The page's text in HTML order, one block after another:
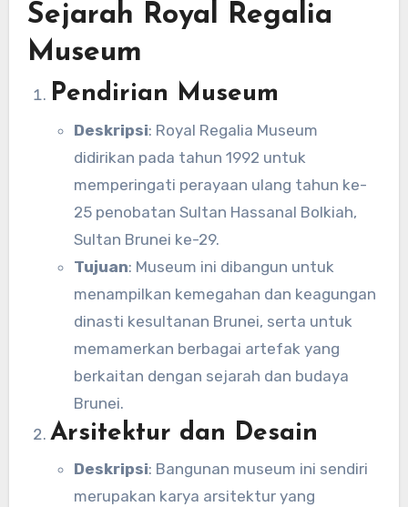
Sejarah Royal Regalia
Museum
Pendirian Museum
Deskripsi: Royal Regalia Museum
didirikan pada tahun 1992 untuk
memperingati perayaan ulang tahun ke-
25 penobatan Sultan Hassanal Bolkiah,
Sultan Brunei ke-29.
Tujuan: Museum ini dibangun untuk
menampilkan kemegahan dan keagungan
dinasti kesultanan Brunei, serta untuk
memamerkan berbagai artefak yang
berkaitan dengan sejarah dan budaya
Brunei.
Arsitektur dan Desain
Deskripsi: Bangunan museum ini sendiri
merupakan karya arsitektur yang